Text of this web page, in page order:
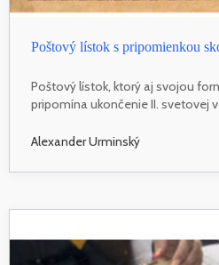
Poštový lístok s pripomienkou
Poštový lístok, ktorý aj svojou
pripomína ukončenie II. svetovej
Alexander Urminský